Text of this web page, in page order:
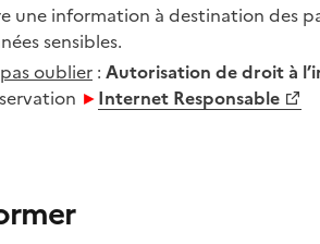
une information à destination des
sensibles.
oublier : Autorisation de droit à
►Internet Responsable